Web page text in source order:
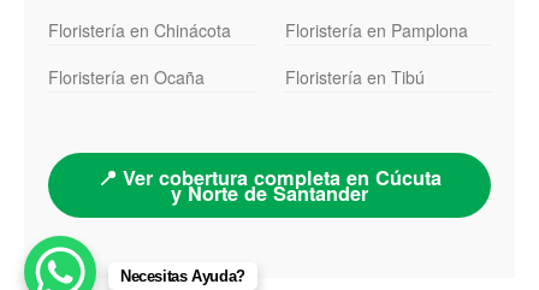
Floristería en Chinácota
Floristería en Pamplona
Floristería en Ocaña
Floristería en Tibú
📍 Ver cobertura completa en Cúcuta
y Norte de Santander
Necesitas Ayuda?